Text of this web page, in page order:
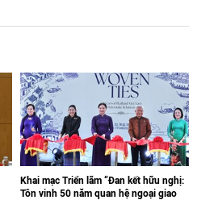
Khai mạc Triển lãm “Đan kết hữu nghị:
Tôn vinh 50 năm quan hệ ngoại giao